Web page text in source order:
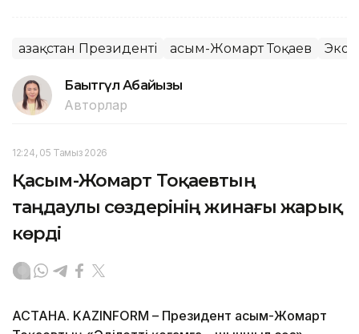
Қазақстан Президенті Қасым-Жомарт Тоқаев
Бақытгүл Абайқызы
Авторлар
12:24, 05 Тамыз 2026
Қасым-Жомарт Тоқаевтың
таңдаулы сөздерінің жинағы жарық
көрді
АСТАНА. KAZINFORM – Президент Қасым-Жомарт